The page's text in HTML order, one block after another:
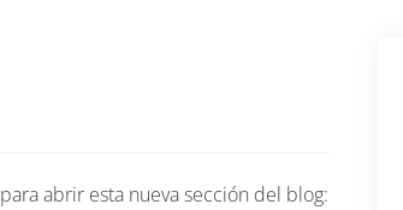
para abrir esta nueva sección del blog: